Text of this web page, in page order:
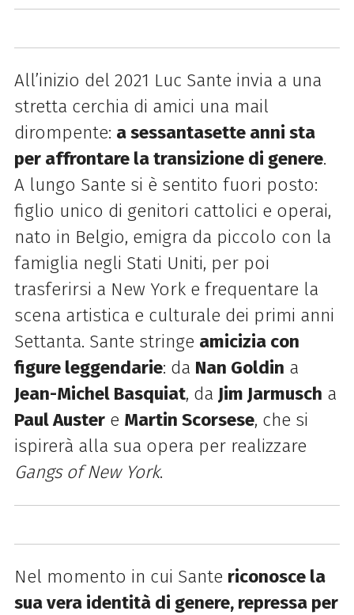
All’inizio del 2021 Luc Sante invia a una
stretta cerchia di amici una mail
dirompente: a sessantasette anni sta
per affrontare la transizione di genere.
A lungo Sante si è sentito fuori posto:
figlio unico di genitori cattolici e operai,
nato in Belgio, emigra da piccolo con la
famiglia negli Stati Uniti, per poi
trasferirsi a New York e frequentare la
scena artistica e culturale dei primi anni
Settanta. Sante stringe amicizia con
figure leggendarie: da Nan Goldin a
Jean-Michel Basquiat, da Jim Jarmusch a
Paul Austere Martin Scorsese, che si
ispirerà alla sua opera per realizzare
Gangs of New York.
Nel momento in cui Sante riconosce la
sua vera identità di genere, repressa per